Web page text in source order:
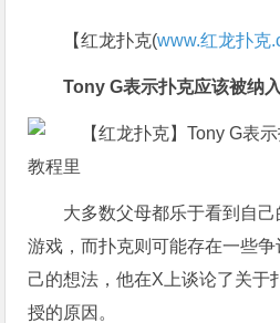
【红龙扑克(www.红龙扑克
Tony G表示扑克应该被纳
大多数父母都乐于看到自
游戏，而扑克则可能存在一些
己的想法，他在X上谈论了关于
授的原因。